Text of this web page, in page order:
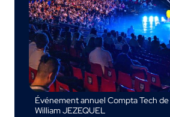
Événement annuel Compta Tech
William JEZEQUEL